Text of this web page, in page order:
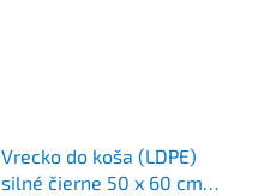
Vrecko do koša (LDPE)
silné čierne 50 x 60 cm